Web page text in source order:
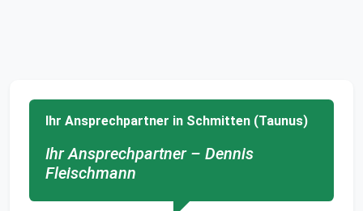
Ihr Ansprechpartner in Schmitten (Taunus)
Ihr Ansprechpartner – Dennis
Fleischmann